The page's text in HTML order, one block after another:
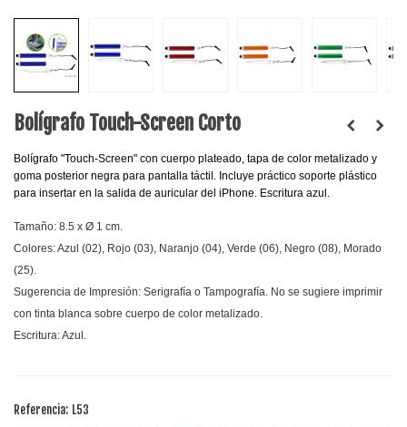
Bolígrafo Touch-Screen Corto
Bolígrafo "Touch-Screen" con cuerpo plateado, tapa de color metalizado y
goma posterior negra para pantalla táctil. Incluye práctico soporte plástico
para insertar en la salida de auricular del iPhone. Escritura azul.
Tamaño: 8.5 x Ø 1 cm.
Colores: Azul (02), Rojo (03), Naranjo (04), Verde (06), Negro (08), Morado
(25).
Sugerencia de Impresión: Serigrafía o Tampografía. No se sugiere imprimir
con tinta blanca sobre cuerpo de color metalizado.
Escritura: Azul.
Referencia: L53